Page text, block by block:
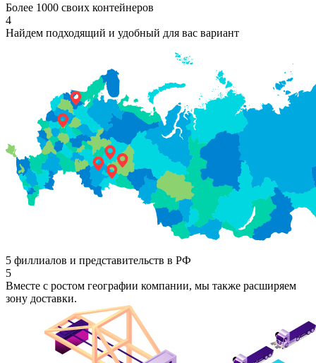
Более 1000 своих контейнеров
4
Найдем подходящий и удобный для вас вариант
5 филлиалов и представительств в РФ
5
Вместе с ростом географии компании, мы также расширяем
зону доставки.